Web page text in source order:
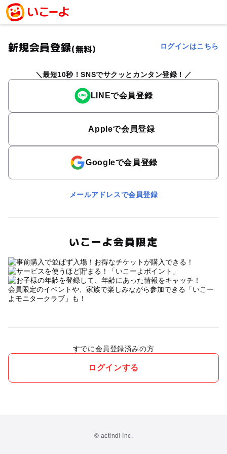
新規会員登録(無料) ログインはこちら
最短10秒！SNSでサクッとカンタン登録！
LINEで会員登録
Appleで会員登録
Googleで会員登録
メールアドレスで会員登録
いこーよ会員限定
会員限定のイベントや、家族で楽しみながら参加できる「いこー
よモニタークラブ」も！
すでに会員登録済みの方
ログインする
© actindi Inc.